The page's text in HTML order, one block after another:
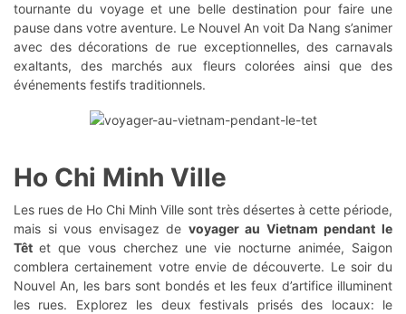
tournante du voyage et une belle destination pour faire une
pause dans votre aventure. Le Nouvel An voit Da Nang s’animer
avec des décorations de rue exceptionnelles, des carnavals
exaltants, des marchés aux fleurs colorées ainsi que des
événements festifs traditionnels.
Ho Chi Minh Ville
Les rues de Ho Chi Minh Ville sont très désertes à cette période,
mais si vous envisagez de voyager au Vietnam pendant le
Têt et que vous cherchez une vie nocturne animée, Saigon
comblera certainement votre envie de découverte. Le soir du
Nouvel An, les bars sont bondés et les feux d’artifice illuminent
les rues. Explorez les deux festivals prisés des locaux: le